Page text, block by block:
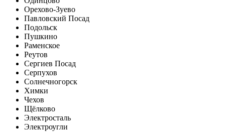
Орехово-Зуево
Павловский Посад
Подольск
Пушкино
Раменское
Реутов
Сергиев Посад
Серпухов
Солнечногорск
Химки
Чехов
Щёлково
Электросталь
Электроугли